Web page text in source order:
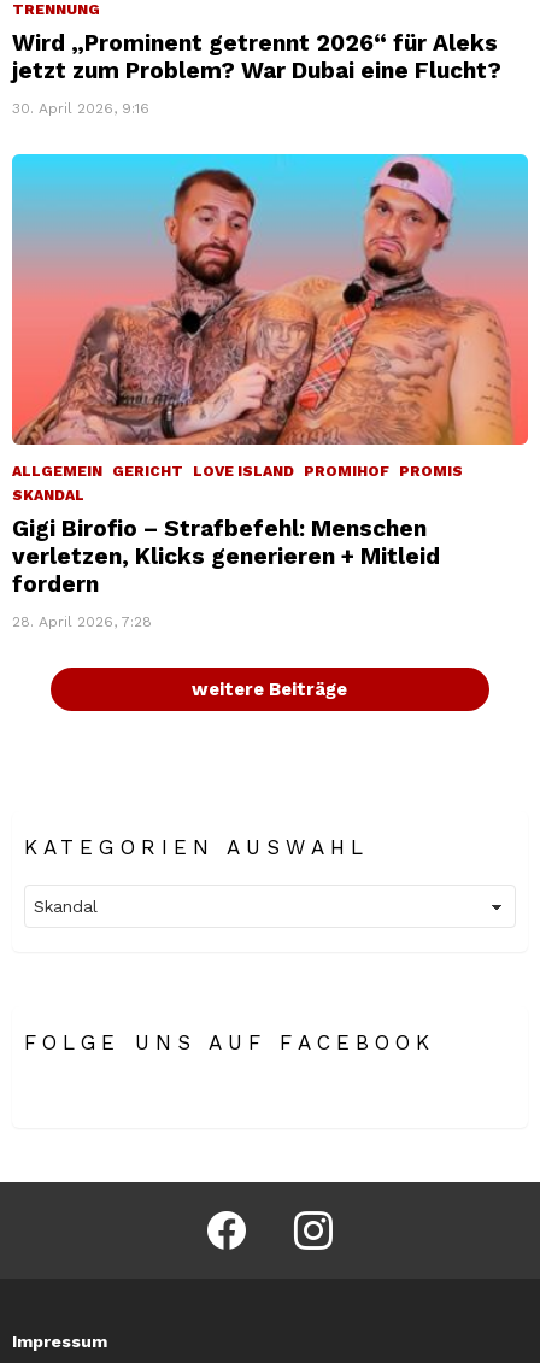
TRENNUNG
Wird „Prominent getrennt 2026“ für Aleks
jetzt zum Problem? War Dubai eine Flucht?
30. April 2026, 9:16
ALLGEMEIN GERICHT LOVE ISLAND PROMIHOF
PROMIS
SKANDAL
Gigi Birofio – Strafbefehl: Menschen
verletzen, Klicks generieren + Mitleid
fordern
28. April 2026, 7:28
weitere Beiträge
KATEGORIEN AUSWAHL
Auswahl
FOLGE UNS AUF FACEBOOK
facebook instagram
Impressum